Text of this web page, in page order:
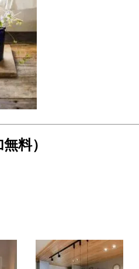
料）